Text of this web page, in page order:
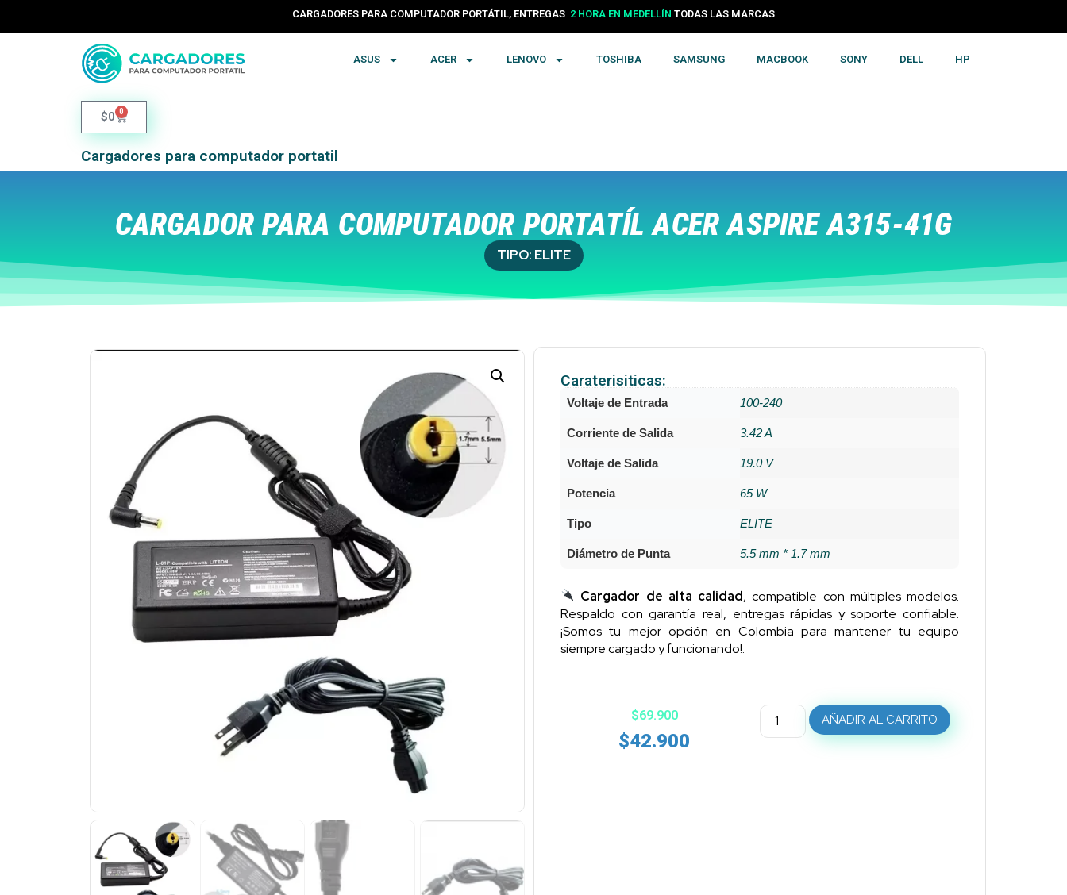
CARGADORES PARA COMPUTADOR PORTÁTIL, ENTREGAS 24 HORAS EN COLOMBIA TODAS LAS MARCAS
ASUS ACER LENOVO TOSHIBA SAMSUNG MACBOOK SONY DELL HP
$0 0
Cargadores para computador portatil
CARGADOR PARA COMPUTADOR PORTATÍL ACER ASPIRE A315-41G
TIPO: ELITE
Caraterisiticas:
Voltaje de Entrada 100-240
Corriente de Salida 3.42 A
Voltaje de Salida 19.0 V
Potencia 65 W
Tipo ELITE
Diámetro de Punta 5.5 mm * 1.7 mm
Cargador de alta calidad, compatible con múltiples modelos.
Respaldo con garantía real, entregas rápidas y soporte confiable.
¡Somos tu mejor opción en Colombia para mantener tu equipo
siempre cargado y funcionando!.
$69.900
$42.900
AÑADIR AL CARRITO